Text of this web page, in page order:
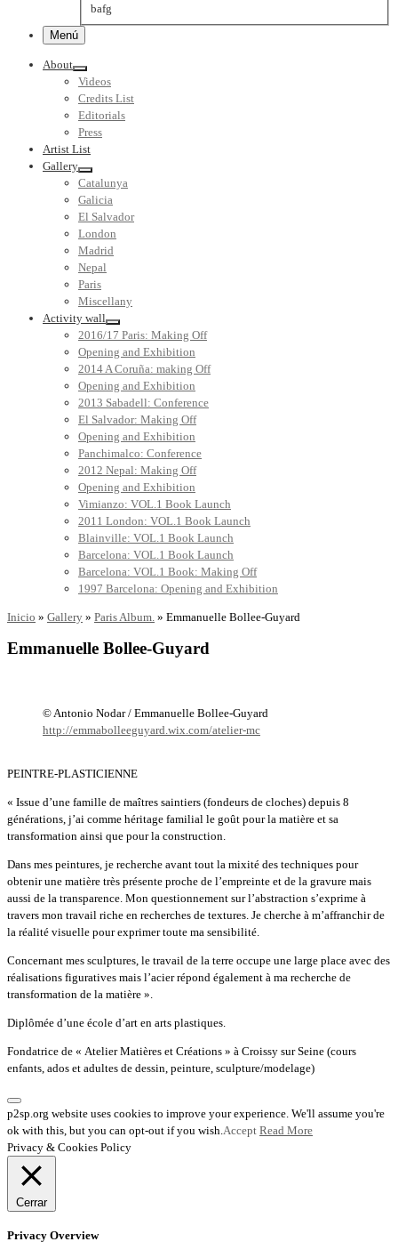
bafg
Menú
About
Videos
Credits List
Editorials
Press
Artist List
Gallery
Catalunya
Galicia
El Salvador
London
Madrid
Nepal
Paris
Miscellany
Activity wall
2016/17 Paris: Making Off
Opening and Exhibition
2014 A Coruña: making Off
Opening and Exhibition
2013 Sabadell: Conference
El Salvador: Making Off
Opening and Exhibition
Panchimalco: Conference
2012 Nepal: Making Off
Opening and Exhibition
Vimianzo: VOL.1 Book Launch
2011 London: VOL.1 Book Launch
Blainville: VOL.1 Book Launch
Barcelona: VOL.1 Book Launch
Barcelona: VOL.1 Book: Making Off
1997 Barcelona: Opening and Exhibition
Inicio » Gallery » Paris Album. » Emmanuelle Bollee-Guyard
Emmanuelle Bollee-Guyard
© Antonio Nodar / Emmanuelle Bollee-Guyard
http://emmabolleeguyard.wix.com/atelier-mc
PEINTRE-PLASTICIENNE
« Issue d’une famille de maîtres saintiers (fondeurs de cloches) depuis 8
générations, j’ai comme héritage familial le goût pour la matière et sa
transformation ainsi que pour la construction.
Dans mes peintures, je recherche avant tout la mixité des techniques pour
obtenir une matière très présente proche de l’empreinte et de la gravure mais
aussi de la transparence. Mon questionnement sur l’abstraction s’exprime à
travers mon travail riche en recherches de textures. Je cherche à m’affranchir de
la réalité visuelle pour exprimer toute ma sensibilité.
Concernant mes sculptures, le travail de la terre occupe une large place avec des
réalisations figuratives mais l’acier répond également à ma recherche de
transformation de la matière ».
Diplômée d’une école d’art en arts plastiques.
Fondatrice de « Atelier Matières et Créations » à Croissy sur Seine (cours
enfants, ados et adultes de dessin, peinture, sculpture/modelage)
p2sp.org website uses cookies to improve your experience. We'll assume you're
ok with this, but you can opt-out if you wish. Accept Read More
Privacy & Cookies Policy
Cerrar
Privacy Overview